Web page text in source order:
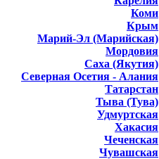
Коми
Крым
Марий-Эл (Марийская)
Мордовия
Саха (Якутия)
Северная Осетия - Алания
Татарстан
Тыва (Тува)
Удмуртская
Хакасия
Чеченская
Чувашская